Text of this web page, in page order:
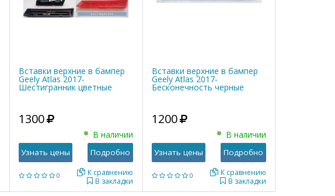
Вставки верхние в бампер
Geely Atlas 2017-
Шестигранник цветные
0
1300
В наличии
В закладки
К сравнению
Узнать цены Подробно
Вставки верхние в бампер
Geely Atlas 2017-
Бесконечность черные
0
1200
В наличии
В закладки
К сравнению
Узнать цены Подробно